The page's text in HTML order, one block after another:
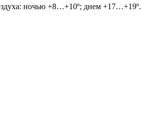
ночью +8…+10º; днем +17…+19º.